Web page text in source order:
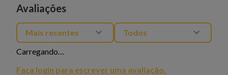
Avaliações
Carregando…
Faça login para escrever uma avaliação.
Mais recentes Todos